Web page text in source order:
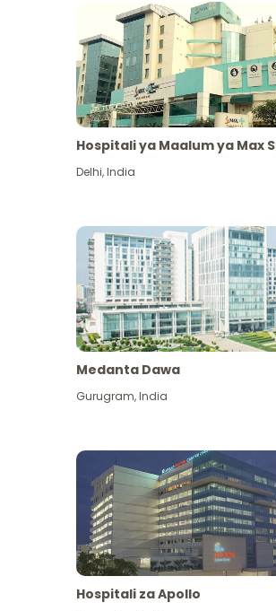
Hospitali ya Maalum ya Max
Delhi,India
Medanta Dawa
Gurugram,India
Hospitali za Apollo